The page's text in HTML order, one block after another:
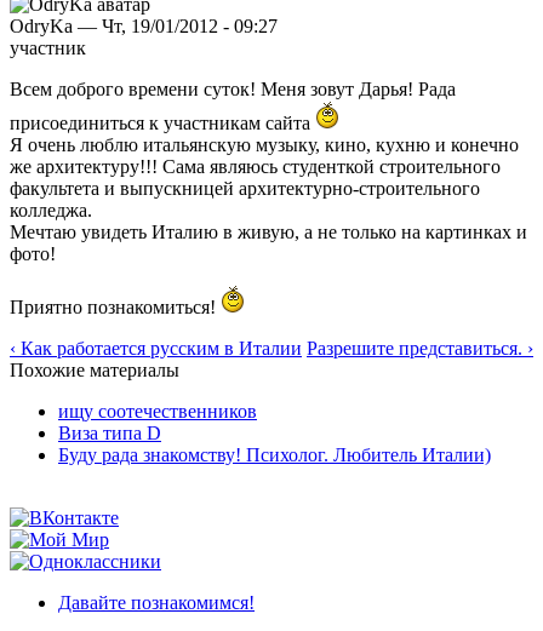
OdryKa — Чт, 19/01/2012 - 09:27
участник
Всем доброго времени суток! Меня зовут Дарья! Рада
присоединиться к участникам сайта
Я очень люблю итальянскую музыку, кино, кухню и конечно
же архитектуру!!! Сама являюсь студенткой строительного
факультета и выпускницей архитектурно-строительного
колледжа.
Мечтаю увидеть Италию в живую, а не только на картинках и
фото!
Приятно познакомиться!
‹ Как работается русским в Италии Разрешите представиться. ›
Похожие материалы
ищу соотечественников
Виза типа D
Буду рада знакомству! Психолог. Любитель Италии)
Давайте познакомимся!